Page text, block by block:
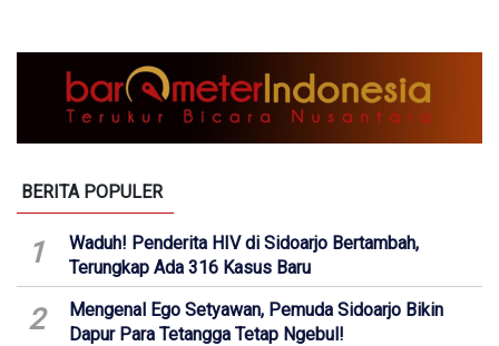
BERITA POPULER
1
Waduh! Penderita HIV di Sidoarjo Bertambah,
Terungkap Ada 316 Kasus Baru
2
Mengenal Ego Setyawan, Pemuda Sidoarjo Bikin
Dapur Para Tetangga Tetap Ngebul!